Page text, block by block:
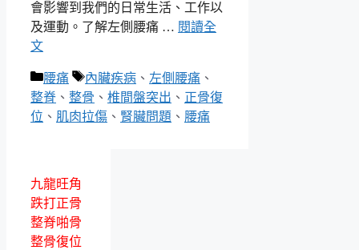
會影響到我們的日常生活、工作以
及運動。了解左側腰痛 … 閱讀全
文
分
類
腰痛
標
籤
內臟疾病 、 左側腰痛 、
整脊 、 整骨 、 椎間盤突出 、 正骨復
位 、 肌肉拉傷 、 腎臟問題 、 腰痛
九龍旺角
跌打正骨
整脊啪骨
整骨復位